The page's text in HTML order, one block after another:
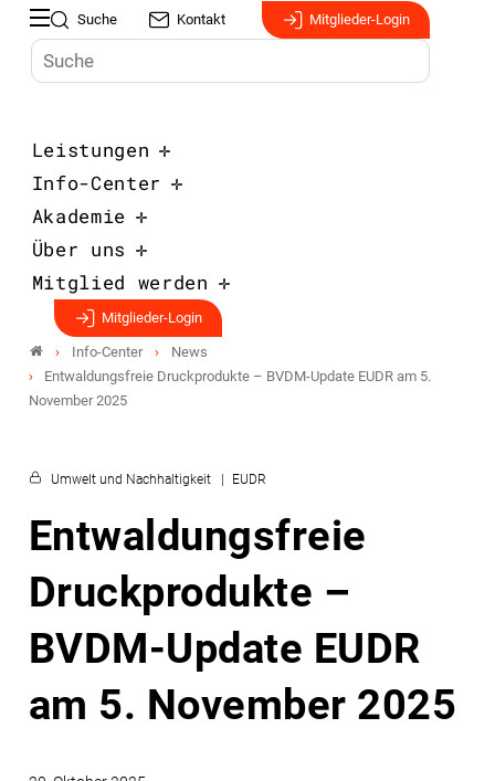
Suche Kontakt Mitglieder-Login
Leistungen
Info-Center
Akademie
Über uns
Mitglied werden
Mitglieder-Login
Info-Center
News
Entwaldungsfreie Druckprodukte – BVDM-Update EUDR am 5.
November 2025
Umwelt und Nachhaltigkeit EUDR
Entwaldungsfreie
Druckprodukte –
BVDM-Update EUDR
am 5. November 2025